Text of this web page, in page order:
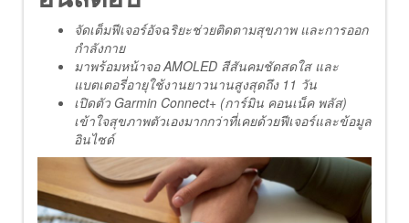
จัดเต็มฟีเจอร์อัจฉริยะช่วยติดตามสุขภาพ และการออก
กำลังกาย
มาพร้อมหน้าจอ AMOLED สีสันคมชัดสดใส และ
แบตเตอรี่อายุใช้งานยาวนานสูงสุดถึง 11 วัน
เปิดตัว Garmin Connect+ (การ์มิน คอนเน็ค พลัส)
เข้าใจสุขภาพตัวเองมากกว่าที่เคยด้วยฟีเจอร์และข้อมูล
อินไซด์